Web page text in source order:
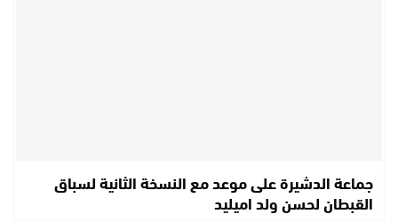
جماعة الدشيرة على موعد مع النسخة الثانية لسباق
القبطان لحسن ولد اميليد